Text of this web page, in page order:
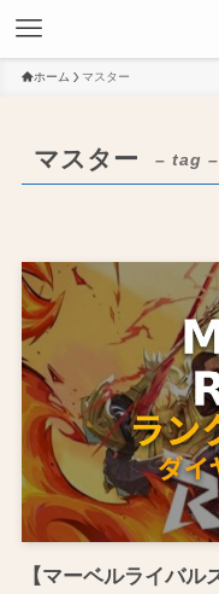
ホーム マスター
マスター – tag –
【マーベルライバ